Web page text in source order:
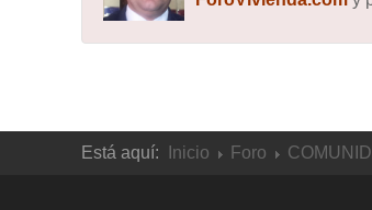
Está aquí: Inicio Foro